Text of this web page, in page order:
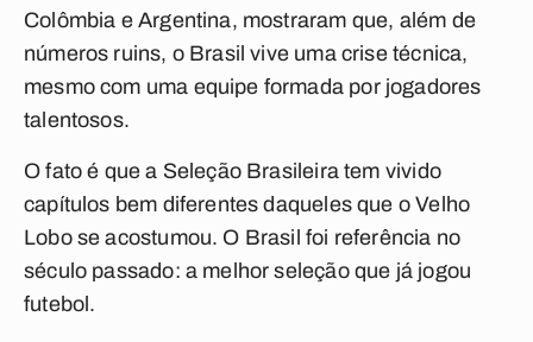
Colômbia e Argentina, mostraram que, além de
números ruins, o Brasil vive uma crise técnica,
mesmo com uma equipe formada por jogadores
talentosos.
O fato é que a Seleção Brasileira tem vivido
capítulos bem diferentes daqueles que o Velho
Lobo se acostumou. O Brasil foi referência no
século passado: a melhor seleção que já jogou
futebol.